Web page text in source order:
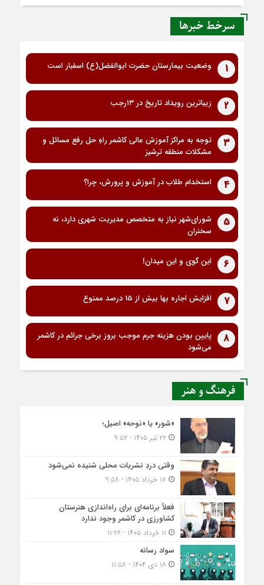
سرخط خبرها
1 وضعیت بیمارستان حضرت ابوالفضل(ع) اسفبار است
2 زیباترین رویداد تاریخ در ۱۳رجب
3
توجه به مراکز آموزش عالی کاشمر راهِ حل رفع مسائل و
مشکلات منطقه ترشیز
4 استخدام طلاب در آموزش و پرورش، چرا؟
5
شورای‌شهر نیاز به متخصص مدیریت شهری دارد، نه
سخنران
6 این گوی و این میدان!
7 افزایش اجاره بها بیش از 15 درصد ممنوع
8
پایین بودن هزینه جرم موجب بروز برخی جرائم در کاشمر
می‌شود
فرهنگ و هنر
«شور» یا «نوحه» اصیل؛
۲۲ تیر ۱۴۰۵ - ۹:۵۲
وقتی دردِ نشریات محلی شنیده نمی‌شود
فعلاً برنامه‌ای برای راه‌اندازی هنرستان
کشاورزی در کاشمر وجود ندارد
سواد رسانه